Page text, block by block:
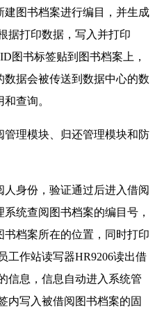
图书档案进行编目，并生成
据打印数据，写入并打印
图书标签贴到图书档案上，
数据会被传送到数据中心的数
查询。
理模块、归还管理模块和防
身份，验证通过后进入借阅
统查阅图书档案的编目号，
档案所在的位置，同时打印
工作站读写器HR9206读出借
信息，信息自动进入系统管
内写入被借阅图书档案的固